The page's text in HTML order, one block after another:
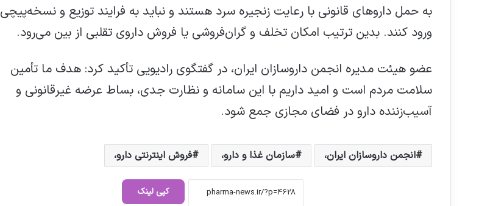
به حمل داروهای قانونی با رعایت زنجیره سرد هستند و نباید به فرایند توزیع و نسخه‌پیچی
ورود کنند. بدین ترتیب امکان تخلف و گران‌فروشی یا فروش داروی تقلبی از بین می‌رود.
عضو هیئت مدیره انجمن داروسازان ایران، در گفتگوی رادیویی تأکید کرد: هدف ما تأمین
سلامت مردم است و امید داریم با این سامانه و نظارت جدی، بساط عرضه غیرقانونی و
آسیب‌زننده دارو در فضای مجازی جمع شود.
انجمن داروسازان ایران، سازمان غذا و دارو، فروش اینترنتی دارو،
کپی لینک